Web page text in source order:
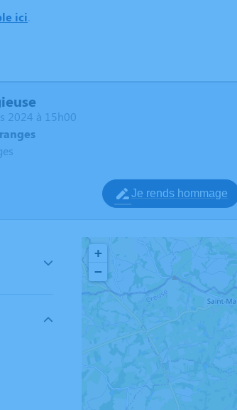
ici.
2024 à 15h00
Je rends hommage
+
−